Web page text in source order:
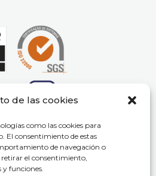
de las cookies
como las cookies para
El consentimiento de estas
de navegación o
retirar el consentimiento,
y funciones.